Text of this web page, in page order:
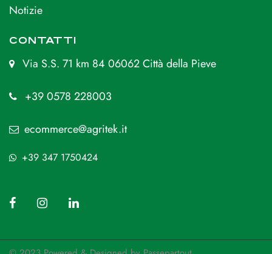
Notizie
CONTATTI
Via S.S. 71 km 84 06062 Città della Pieve
+39 0578 228003
ecommerce@agritek.it
+39 347 1750424